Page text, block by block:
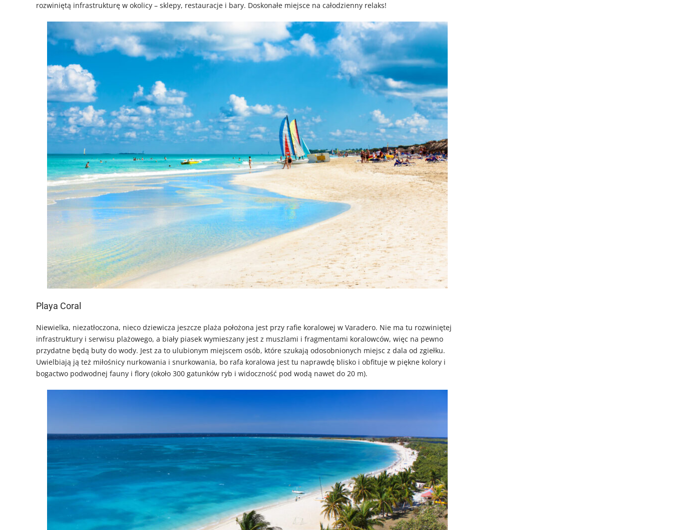
rozwiniętą infrastrukturę w okolicy – sklepy, restauracje i bary. Doskonałe miejsce na całodzienny relaks!
Playa Coral
Niewielka, niezatłoczona, nieco dziewicza jeszcze plaża położona jest przy rafie koralowej w Varadero. Nie ma tu rozwiniętej
infrastruktury i serwisu plażowego, a biały piasek wymieszany jest z muszlami i fragmentami koralowców, więc na pewno
przydatne będą buty do wody. Jest za to ulubionym miejscem osób, które szukają odosobnionych miejsc z dala od zgiełku.
Uwielbiają ją też miłośnicy nurkowania i snurkowania, bo rafa koralowa jest tu naprawdę blisko i obfituje w piękne kolory i
bogactwo podwodnej fauny i flory (około 300 gatunków ryb i widoczność pod wodą nawet do 20 m).